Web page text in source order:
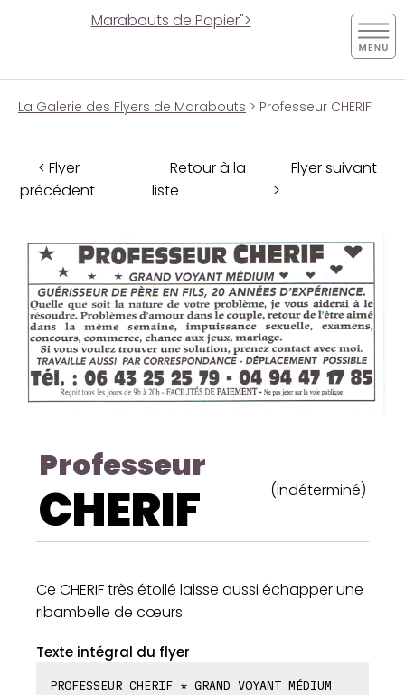
Marabouts de Papier">
La Galerie des Flyers de Marabouts > Professeur CHERIF
< Flyer
précédent
Retour à la
liste
Flyer suivant
>
Professeur
CHERIF (indéterminé)
Ce CHERIF très étoilé laisse aussi échapper une
ribambelle de cœurs.
Texte intégral du flyer
PROFESSEUR CHERIF * GRAND VOYANT MÉDIUM